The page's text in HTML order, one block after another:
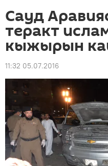
Сауд
теракт
кыжырын
11:32 05.07.2016